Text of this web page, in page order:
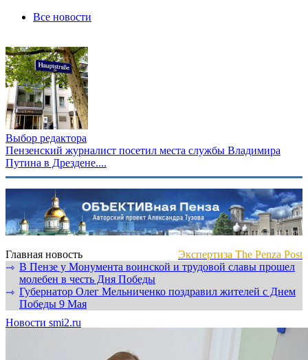
Все новости
Выбор редактора
Пензенский журналист посетил места службы Владимира
Путина в Дрездене....
Главная новость
Экспертиза The Penza Post
⇾ В Пензе у Монумента воинской и трудовой славы прошел
молебен в честь Дня Победы
⇾ Губернатор Олег Мельниченко поздравил жителей с Днем
Победы 9 Мая
Новости smi2.ru